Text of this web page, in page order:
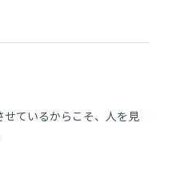
ているからこそ、人を見